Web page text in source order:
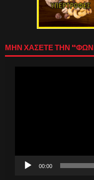
ΜΗΝ ΧΑΣΕΤΕ ΤΗΝ
00:00